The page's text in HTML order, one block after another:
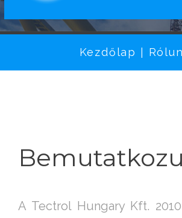
Kezdőlap
A Tectrol Hungary Kft.